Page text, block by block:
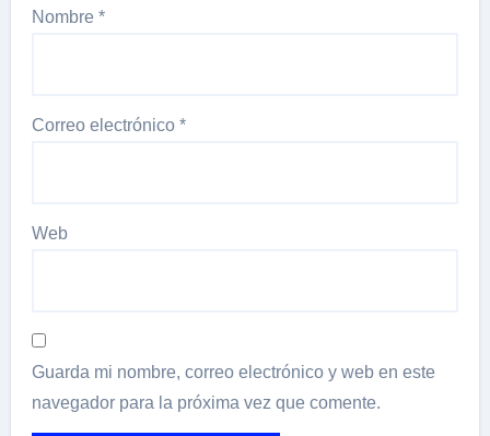
Nombre*
Correo electrónico*
Web
Guarda mi nombre, correo electrónico y web en este
navegador para la próxima vez que comente.